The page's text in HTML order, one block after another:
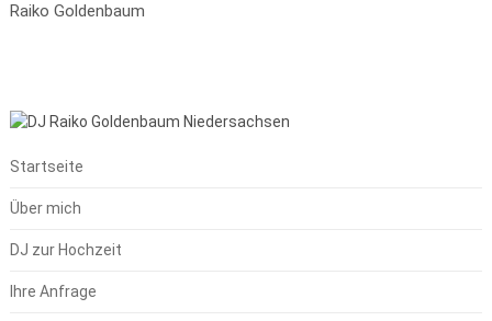
Raiko Goldenbaum
Startseite
Über mich
DJ zur Hochzeit
Ihre Anfrage